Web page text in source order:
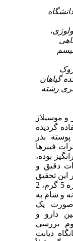
گیاهان
رشته
و موسیلاژ
گردیده
بذر
فیبرها
بوده،
دقیق و
این تحقیق
اثرات کاهش‌‌دهندگی قند خون اسفرزه 5 گرم، 2
و شام به
صورت یک
دارو و
بررسی
دیابت